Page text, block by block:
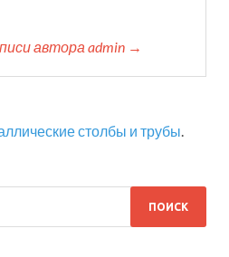
автора admin →
столбы и трубы.